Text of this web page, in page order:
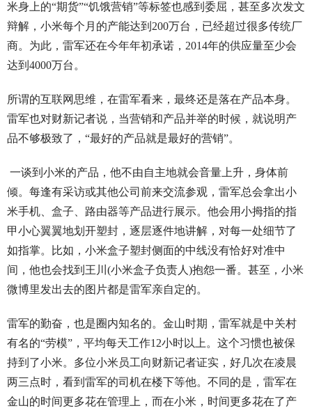
米身上的“期货”“饥饿营销”等标签也感到委屈，甚至多次发文
辩解，小米每个月的产能达到200万台，已经超过很多传统厂
商。为此，雷军还在今年年初承诺，2014年的供应量至少会
达到4000万台。
所谓的互联网思维，在雷军看来，最终还是落在产品本身。
雷军也对财新记者说，当营销和产品并举的时候，就说明产
品不够极致了，“最好的产品就是最好的营销”。
一谈到小米的产品，他不由自主地就会音量上升，身体前
倾。每逢有采访或其他公司前来交流参观，雷军总会拿出小
米手机、盒子、路由器等产品进行展示。他会用小拇指的指
甲小心翼翼地划开塑封，逐层逐件地讲解，对每一处细节了
如指掌。比如，小米盒子塑封侧面的中线没有恰好对准中
间，他也会找到王川(小米盒子负责人)抱怨一番。甚至，小米
微博里发出去的图片都是雷军亲自定的。
雷军的勤奋，也是圈内知名的。金山时期，雷军就是中关村
有名的“劳模”，平均每天工作12小时以上。这个习惯也被保
持到了小米。多位小米员工向财新记者证实，好几次在凌晨
两三点时，看到雷军的司机在楼下等他。不同的是，雷军在
金山的时间更多花在管理上，而在小米，时间更多花在了产